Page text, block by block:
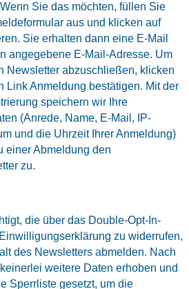
Sie das möchten, füllen Sie
aus und klicken auf
Sie erhalten dann eine E-Mail
angegebene E-Mail-Adresse. Um
Newsletter abzuschließen, klicken
Link Anmeldung bestätigen. Mit der
speichern wir Ihre
(Anrede, Name, E-Mail, IP-
und die Uhrzeit Ihrer Anmeldung)
einer Abmeldung den
zu.
die über das Double-Opt-In-
zu widerrufen,
des Newsletters abmelden. Nach
weitere Daten erhoben und
Sperrliste gesetzt, um die